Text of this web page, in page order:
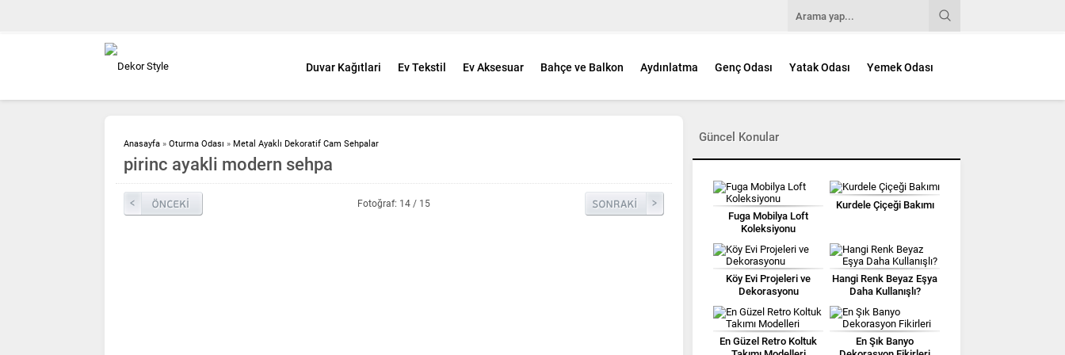
Duvar Kağıtlari Ev Tekstil Ev Aksesuar Bahçe ve Balkon Aydınlatma Genç Odası Yatak Odası Yemek Odası
Anasayfa » Oturma Odası » Metal Ayaklı Dekoratif Cam Sehpalar
pirinc ayakli modern sehpa
Fotoğraf: 14 / 15
Güncel Konular
Fuga Mobilya Loft
Koleksiyonu
Kurdele Çiçeği Bakımı
Köy Evi Projeleri ve
Dekorasyonu
Hangi Renk Beyaz Eşya
Daha Kullanışlı?
En Güzel Retro Koltuk
En Şık Banyo